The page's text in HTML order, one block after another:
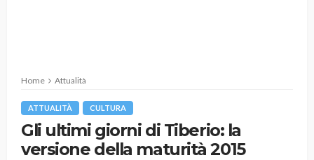
Home Attualità
ATTUALITÀ CULTURA
Gli ultimi giorni di Tiberio: la
versione della maturità 2015